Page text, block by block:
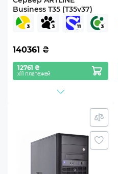
Business T35 (T35v37)
140361 ₴
12761 ₴
х11 платежей